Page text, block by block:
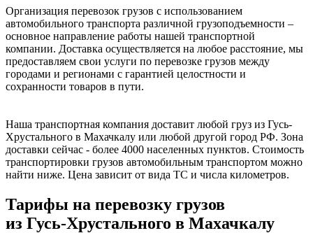
Организация перевозок грузов с использованием
автомобильного транспорта различной грузоподъемности –
основное направление работы нашей транспортной
компании. Доставка осуществляется на любое расстояние, мы
предоставляем свои услуги по перевозке грузов между
городами и регионами с гарантией целостности и
сохранности товаров в пути.
Наша транспортная компания доставит любой груз из Гусь-
Хрустального в Махачкалу или любой другой город РФ. Зона
доставки сейчас - более 4000 населенных пунктов. Стоимость
транспортировки грузов автомобильным транспортом можно
найти ниже. Цена зависит от вида ТС и числа километров.
Тарифы на перевозку грузов
из Гусь-Хрустального в Махачкалу